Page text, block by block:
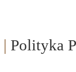
| Polityka